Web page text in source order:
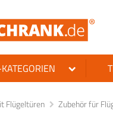
Flügeltüren Zubehör für